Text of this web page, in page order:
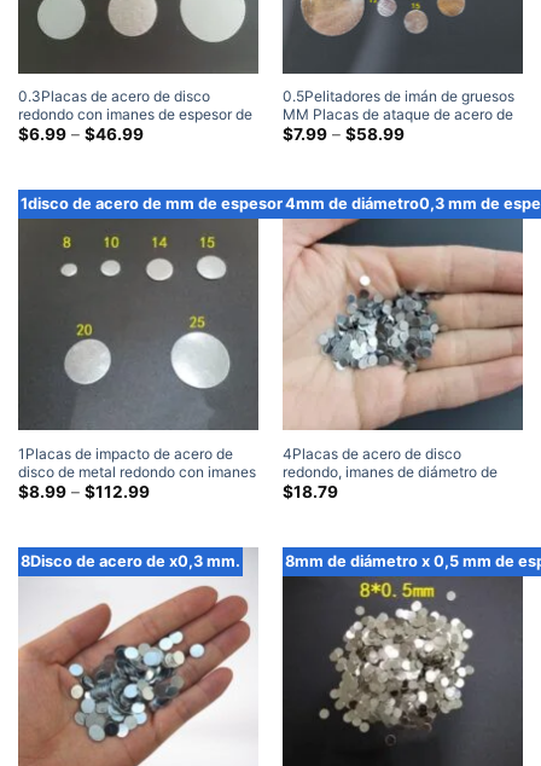
0.3Placas de acero de disco
redondo con imanes de espesor de
1000 unidades
$6.99 – $46.99Gama
a
través
$46.99
0.5Pelitadores de imán de gruesos
MM Placas de ataque de acero de
metal en blanco de MM (500
$7.99 – $58.99Gama
a
través
$58.99
1disco de acero de mm de espesor
1Placas de impacto de acero de
disco de metal redondo con imanes
de espesor de mm (500 Embalar)
$8.99 – $112.99Gama
a
través
$112.99
4mm de diámetro0,3 mm de
4Placas de acero de disco
redondo, imanes de diámetro de
mm, 1000 piezas
$18.79
8Disco de acero de x0,3 mm. 8mm de diámetro x 0,5 mm de